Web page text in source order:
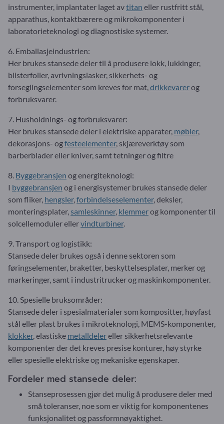
instrumenter, implantater laget avtitan eller rustfritt stål,
apparathus, kontaktbærere og mikrokomponenter i
laboratorieteknologi og diagnostiske systemer.
6. Emballasjeindustrien:
Her brukes stansede deler til å produsere lokk, lukkinger,
blisterfolier, avrivningslasker, sikkerhets- og
forseglingselementer som kreves for mat, drikkevarerog
forbruksvarer.
7. Husholdnings- og forbruksvarer:
Her brukes stansede deler i elektriske apparater, møbler,
dekorasjons- ogfesteelementer, skjæreverktøy som
barberblader eller kniver, samt tetninger og filtre
8. Byggebransjen og energiteknologi:
I byggebransjen og i energisystemer brukes stansede deler
som fliker, hengsler, forbindelseselementer, deksler,
monteringsplater, samleskinner, klemmerog komponenter til
solcellemoduler ellervindturbiner.
9. Transport og logistikk:
Stansede deler brukes også i denne sektoren som
føringselementer, braketter, beskyttelsesplater, merker og
markeringer, samt i industritrucker og maskinkomponenter.
10. Spesielle bruksområder:
Stansede deler i spesialmaterialer som kompositter, høyfast
stål eller plast brukes i mikroteknologi, MEMS-komponenter,
klokker, elastiske metalldelereller sikkerhetsrelevante
komponenter der det kreves presise konturer, høy styrke
eller spesielle elektriske og mekaniske egenskaper.
Fordeler med stansede deler:
Stanseprosessen gjør det mulig å produsere deler med
små toleranser, noe som er viktig for komponentenes
funksjonalitet og passformnøyaktighet.